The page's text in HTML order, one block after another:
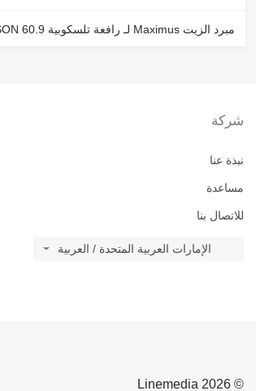
مبرد الزيت Maximus لـ رافعة تلسكوبية Dieci SAMSON 60.9
شركة
نبذة عنا
مساعدة
للاتصال بنا
الإمارات العربية المتحدة / العربية
© 2026 Linemedia